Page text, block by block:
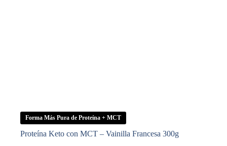
Forma Más Pura de Proteína + MCT
Proteína Keto con MCT – Vainilla Francesa 300g